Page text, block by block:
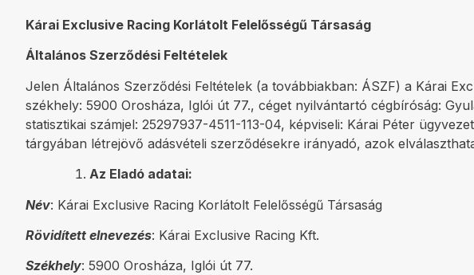
Kárai Exclusive Racing Korlátolt Felelősségű Társaság
Általános Szerződési Feltételek
Jelen Általános Szerződési Feltételek (a továbbiakban: ÁSZF) a Kárai
székhely: 5900 Orosháza, Iglói út 77., céget nyilvántartó cégbíróság:
statisztikai számjel: 25297937-4511-113-04, képviseli: Kárai Péter
tárgyában létrejövő adásvételi szerződésekre irányadó, azok
Az Eladó adatai:
Név: Kárai Exclusive Racing Korlátolt Felelősségű Társaság
Rövidített elnevezés: Kárai Exclusive Racing Kft.
Székhely: 5900 Orosháza, Iglói út 77.